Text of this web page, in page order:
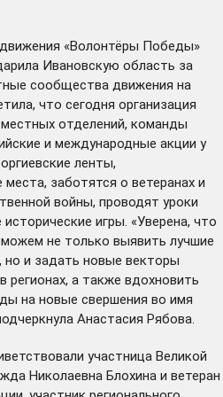
«Волонтёры Победы»
Ивановскую область за
сообщества движения на
что сегодня организация
отделений, команды
и международные акции у
ленты,
заботятся о ветеранах и
войны, проводят уроки
игры. «Уверена, что
не только выявить лучшие
но и задать новые векторы
регионах, а также вдохновить
на новые свершения во имя
Анастасия Рябова.
участница Великой
Николаевна Блохина и ветеран